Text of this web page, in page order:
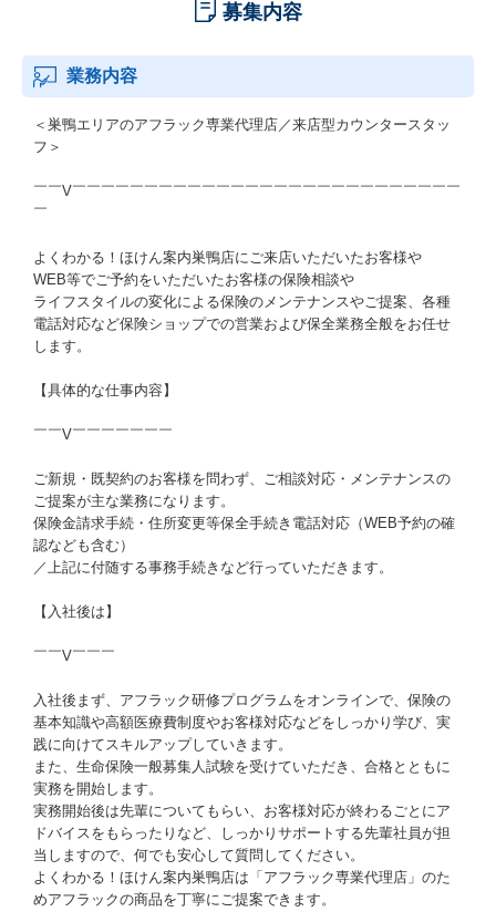
募集内容
業務内容
＜巣鴨エリアのアフラック専業代理店／来店型カウンタースタッ
フ＞
￣￣V￣￣￣￣￣￣￣￣￣￣￣￣￣￣￣￣￣￣￣￣￣￣￣￣￣￣￣
￣
よくわかる！ほけん案内巣鴨店にご来店いただいたお客様や
WEB等でご予約をいただいたお客様の保険相談や
ライフスタイルの変化による保険のメンテナンスやご提案、各種
電話対応など保険ショップでの営業および保全業務全般をお任せ
します。
【具体的な仕事内容】
￣￣V￣￣￣￣￣￣￣
ご新規・既契約のお客様を問わず、ご相談対応・メンテナンスの
ご提案が主な業務になります。
保険金請求手続・住所変更等保全手続き電話対応（WEB予約の確
認なども含む）
／上記に付随する事務手続きなど行っていただきます。
【入社後は】
￣￣V￣￣￣
入社後まず、アフラック研修プログラムをオンラインで、保険の
基本知識や高額医療費制度やお客様対応などをしっかり学び、実
践に向けてスキルアップしていきます。
また、生命保険一般募集人試験を受けていただき、合格とともに
実務を開始します。
実務開始後は先輩についてもらい、お客様対応が終わるごとにア
ドバイスをもらったりなど、しっかりサポートする先輩社員が担
当しますので、何でも安心して質問してください。
よくわかる！ほけん案内巣鴨店は「アフラック専業代理店」のた
めアフラックの商品を丁寧にご提案できます。